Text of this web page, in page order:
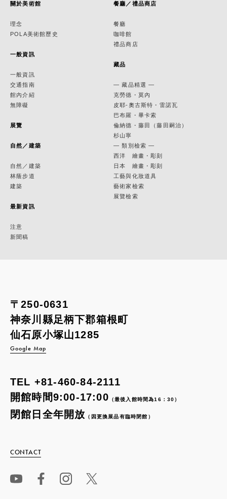
關於美術館
理念
POLA美術館歷史
一般資訊
一般資訊
交通指南
館內介紹
無障礙
展覽
自然／建築
自然／建築
林蔭步道
建築
最新資訊
注意
新聞稿
餐廳／禮品商店
餐廳
咖啡館
禮品商店
藏品
— 藏品精選 —
克勞德・莫內
皮耶-奧古斯特・雷諾瓦
巴布羅・畢卡索
倫納德・藤田（藤田嗣治）
杉山寧
— 類別檢索 —
西洋 繪畫・彫刻
日本 繪畫・彫刻
工藝與化妝道具
藝術家檢索
展覽檢索
〒250-0631
神奈川縣足柄下郡箱根町
仙石原小塚山1285
Google Map
TEL +81-460-84-2111
開館時間9:00-17:00 （最後入館時間為16：30）
閉館日全年開放 （因更換展品有臨時閉館）
CONTACT